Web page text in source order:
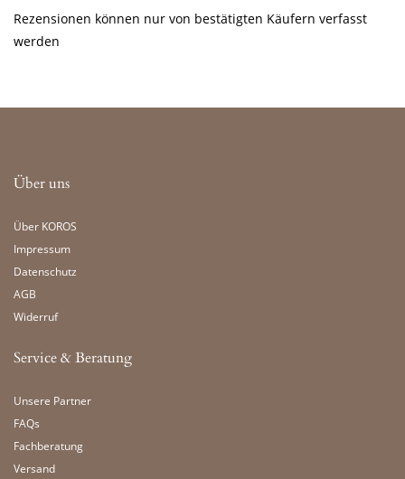
Rezensionen können nur von bestätigten Käufern verfasst
werden
Über uns
Über KOROS
Impressum
Datenschutz
AGB
Widerruf
Service & Beratung
Unsere Partner
FAQs
Fachberatung
Versand